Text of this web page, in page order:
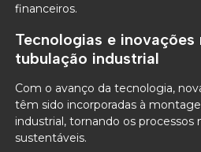
financeiros.
Tecnologias e
tubulação industrial
Com o avanço da tecnologia,
têm sido incorporadas à
industrial, tornando os processos
sustentáveis.